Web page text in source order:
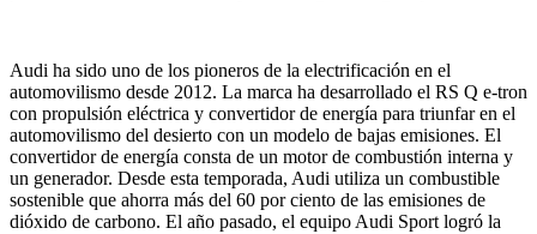
Audi ha sido uno de los pioneros de la electrificación en el
automovilismo desde 2012. La marca ha desarrollado el RS Q e-tron
con propulsión eléctrica y convertidor de energía para triunfar en el
automovilismo del desierto con un modelo de bajas emisiones. El
convertidor de energía consta de un motor de combustión interna y
un generador. Desde esta temporada, Audi utiliza un combustible
sostenible que ahorra más del 60 por ciento de las emisiones de
dióxido de carbono. El año pasado, el equipo Audi Sport logró la